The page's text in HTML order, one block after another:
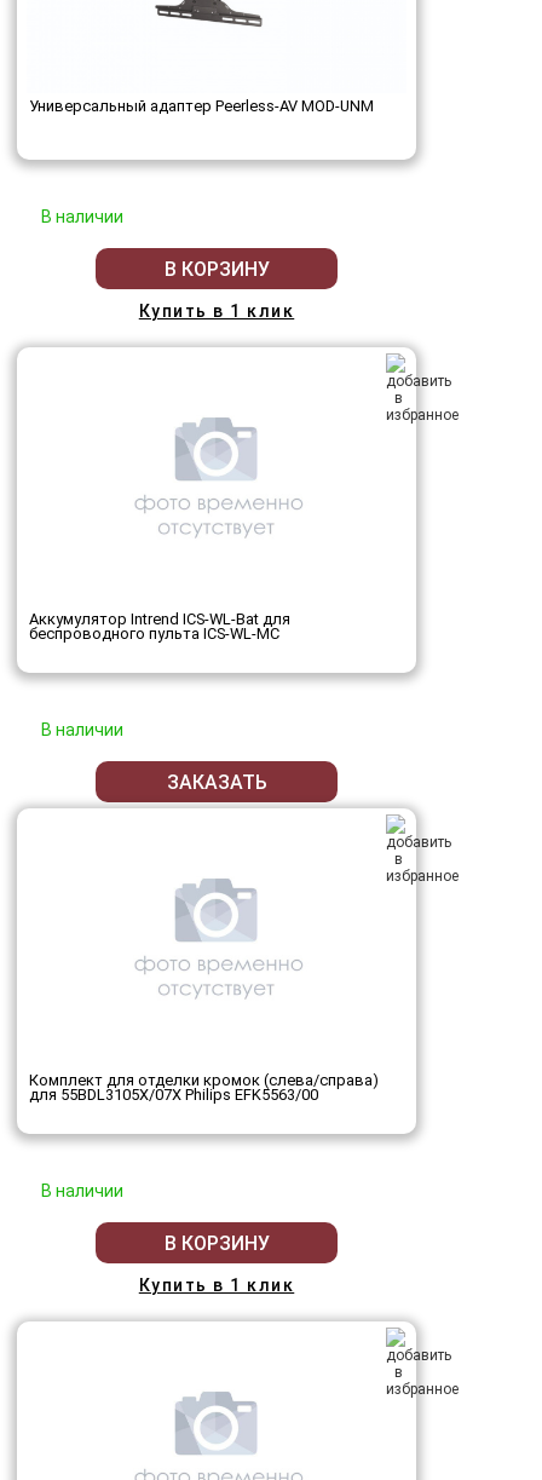
Универсальный адаптер Peerless-AV MOD-UNM
В наличии
В КОРЗИНУ
Купить в 1 клик
Аккумулятор Intrend ICS-WL-Bat для
беспроводного пульта ICS-WL-MC
В наличии
ЗАКАЗАТЬ
Комплект для отделки кромок (слева/справа)
для 55BDL3105X/07X Philips EFK5563/00
В наличии
В КОРЗИНУ
Купить в 1 клик